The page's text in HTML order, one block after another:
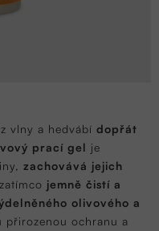
vlny a hedvábí dopřát
prací gel je
zachovává jejich
jemně čistí a
olivového a
přirozenou ochranu a